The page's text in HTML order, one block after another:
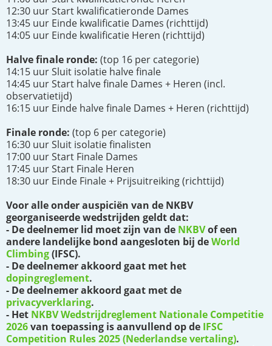
12:30 uur Start kwalificatieronde Dames
13:45 uur Einde kwalificatie Dames (richttijd)
14:05 uur Einde kwalificatie Heren (richttijd)
Halve finale ronde: (top 16 per categorie)
14:15 uur Sluit isolatie halve finale
14:45 uur Start halve finale Dames + Heren (incl.
observatietijd)
16:15 uur Einde halve finale Dames + Heren (richttijd)
Finale ronde: (top 6 per categorie)
16:30 uur Sluit isolatie finalisten
17:00 uur Start Finale Dames
17:45 uur Start Finale Heren
18:30 uur Einde Finale + Prijsuitreiking (richttijd)
Voor alle onder auspiciën van de NKBV
georganiseerde wedstrijden geldt dat:
- De deelnemer lid moet zijn van de NKBVof een
andere landelijke bond aangesloten bij deWorld
Climbing(IFSC).
- De deelnemer akkoord gaat met het
dopingreglement.
- De deelnemer akkoord gaat met de
privacyverklaring.
- Het NKBV Wedstrijdreglement Nationale Competitie
2026van toepassing is aanvullend op de IFSC
Competition Rules 2025 (Nederlandse vertaling).